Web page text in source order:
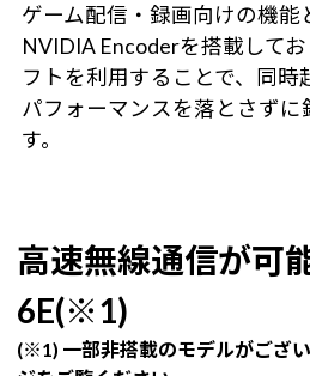
ゲーム配信・録画向けの機能
NVIDIA Encoderを搭載して
フトを利用することで、同時
パフォーマンスを落とさずに
す。
高速無線通信が可
6E(※1)
(※1) 一部非搭載のモデルがござ